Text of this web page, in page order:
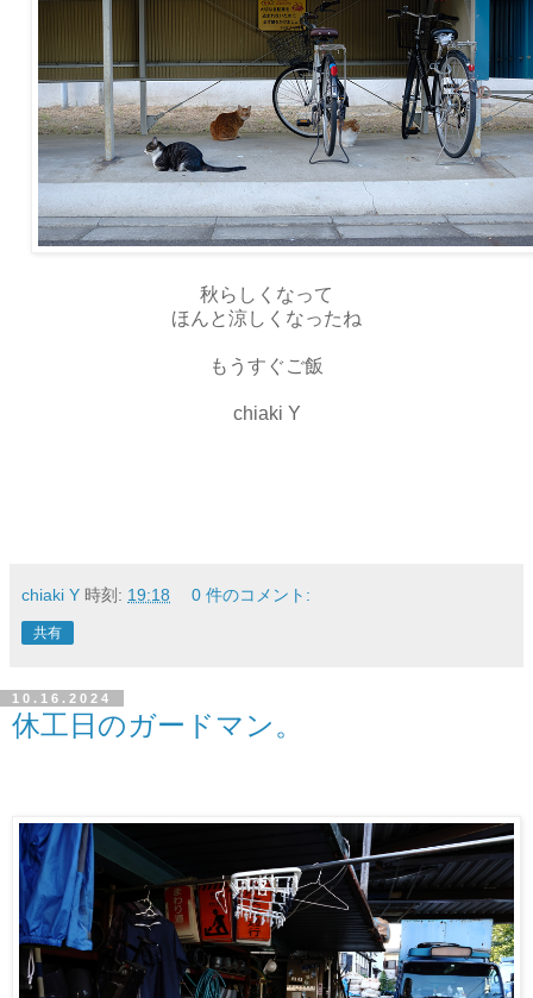
秋らしくなって
ほんと涼しくなったね
もうすぐご飯
chiaki Y
chiaki Y 時刻: 19:18 0 件のコメント:
共有
10.16.2024
休工日のガードマン。